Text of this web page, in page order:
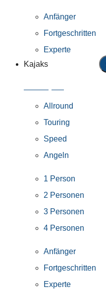
Anfänger
Fortgeschritten
Experte
Kajaks
Allround
Touring
Speed
Angeln
1 Person
2 Personen
3 Personen
4 Personen
Anfänger
Fortgeschritten
Experte